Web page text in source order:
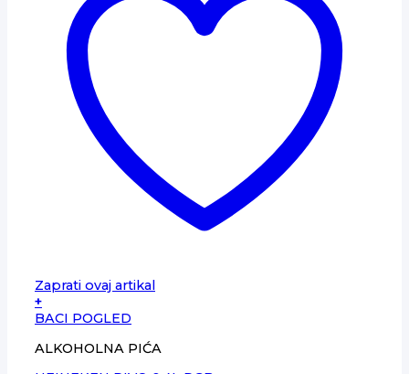
Zaprati ovaj artikal
+
BACI POGLED
ALKOHOLNA PIĆA